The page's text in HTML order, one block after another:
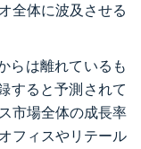
全体に波及させる
らは離れているも
すると予測されて
市場全体の成長率
フィスやリテール